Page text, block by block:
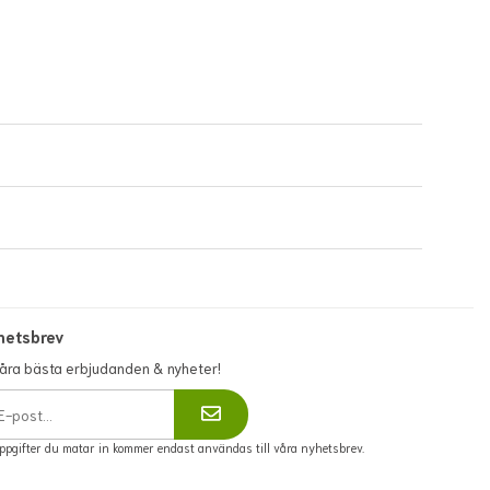
bästa erbjudanden & nyheter!
du matar in kommer endast användas till våra nyhetsbrev.